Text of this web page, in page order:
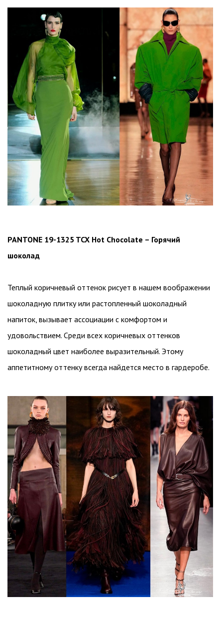
PANTONE 19-1325 TCX Hot Chocolate – Горячий
шоколад
Теплый коричневый оттенок рисует в нашем воображении
шоколадную плитку или растопленный шоколадный
напиток, вызывает ассоциации с комфортом и
удовольствием. Среди всех коричневых оттенков
шоколадный цвет наиболее выразительный. Этому
аппетитному оттенку всегда найдется место в гардеробе.